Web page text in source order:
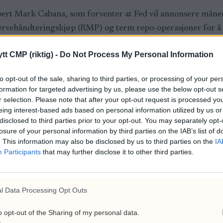
CMP (riktig) - Do Not Process My Personal Information
opt-out of the sale, sharing to third parties, or processing of your
for targeted advertising by us, please use the below opt-out
selection. Please note that after your opt-out request is processed
interest-based ads based on personal information utilized by us
to third parties prior to your opt-out. You may separately
of your personal information by third parties on the IAB’s list of
This information may also be disclosed by us to third parties on the
Participants that may further disclose it to other third parties.
Data Processing Opt Outs
opt-out of the Sharing of my personal data.
Mark Cabana, som forventer at Fed vil annonsere
(RMP) og term repo-operasjoner for
og ville markert et skifte fra innstramming til
Powell allerede blir sett på som en «lame duck» i påvente
KVANTITATIVE LETTELSER NASDAQ NYHETER
Zelenskyj takker Norge